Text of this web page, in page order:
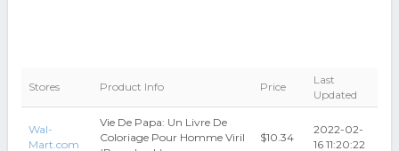
Stores Product Info Price
Last
Updated
Wal-
Mart.com
Vie De Papa: Un Livre De
Coloriage Pour Homme Viril
$10.34
2022-02-
16 11:20:22